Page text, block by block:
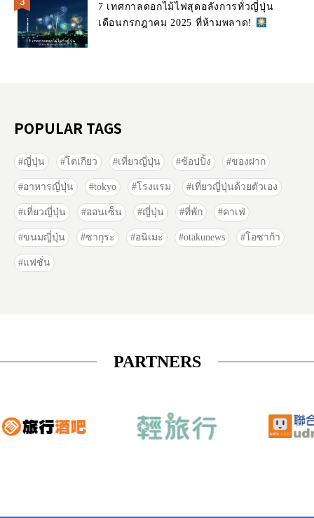
7 เทศกาลดอกไม้ไฟสุดอลังการทั่วญี่ปุ่น
เดือนกรกฎาคม 2025 ที่ห้ามพลาด!
POPULAR TAGS
ญี่ปุ่น โตเกียว เที่ยวญี่ปุ่น ช้อปปิ้ง ของฝาก
อาหารญี่ปุ่น tokyo โรงแรม เที่ยวญี่ปุ่นด้วยตัวเอง
เที่ยวญี่ปุ่น ออนเซ็น ญี่ปุ่น ที่พัก คาเฟ่
ขนมญี่ปุ่น ซากุระ อนิเมะ otakunews โอซาก้า
แฟชั่น
PARTNERS